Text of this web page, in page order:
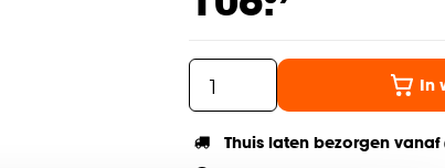
In
Thuis laten bezorgen vanaf